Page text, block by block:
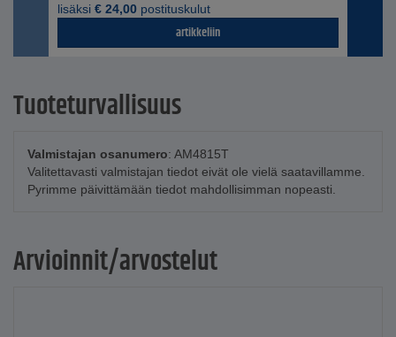
lisäksi € 24,00 postituskulut
artikkeliin
Tuoteturvallisuus
Valmistajan osanumero: AM4815T
Valitettavasti valmistajan tiedot eivät ole vielä saatavillamme.
Pyrimme päivittämään tiedot mahdollisimman nopeasti.
Arvioinnit/arvostelut